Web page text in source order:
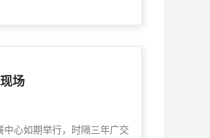
场
心如期举行，时隔三年广交